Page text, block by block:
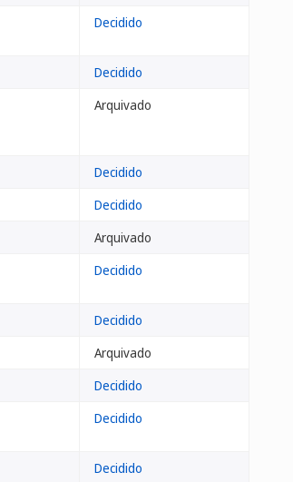
Decidido
Decidido
Arquivado
Decidido
Decidido
Arquivado
Decidido
Decidido
Arquivado
Decidido
Decidido
Decidido